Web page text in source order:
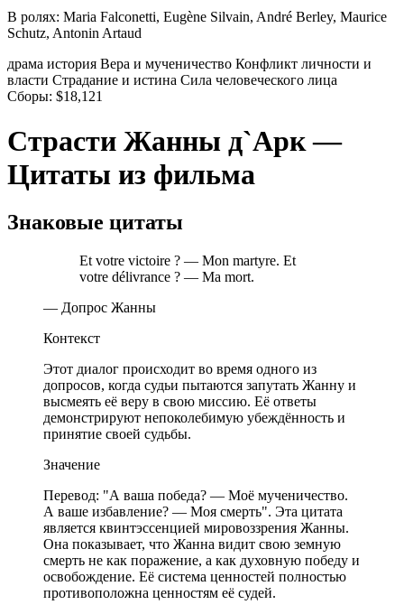
В ролях: Maria Falconetti, Eugène Silvain, André Berley, Maurice
Schutz, Antonin Artaud
драма история Вера и мученичество Конфликт личности и
власти Страдание и истина Сила человеческого лица
Сборы: $18,121
Страсти Жанны д`Арк —
Цитаты из фильма
Знаковые цитаты
Et votre victoire ? — Mon martyre. Et
votre délivrance ? — Ma mort.
— Допрос Жанны
Контекст
Этот диалог происходит во время одного из
допросов, когда судьи пытаются запутать Жанну и
высмеять её веру в свою миссию. Её ответы
демонстрируют непоколебимую убеждённость и
принятие своей судьбы.
Значение
Перевод: "А ваша победа? — Моё мученичество.
А ваше избавление? — Моя смерть". Эта цитата
является квинтэссенцией мировоззрения Жанны.
Она показывает, что Жанна видит свою земную
смерть не как поражение, а как духовную победу и
освобождение. Её система ценностей полностью
противоположна ценностям её судей.